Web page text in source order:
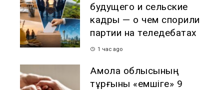
будущего и сельские
кадры — о чем спорили
партии на теледебатах
1 час ago
Ақмола облысының
тұрғыны «емшіге» 9